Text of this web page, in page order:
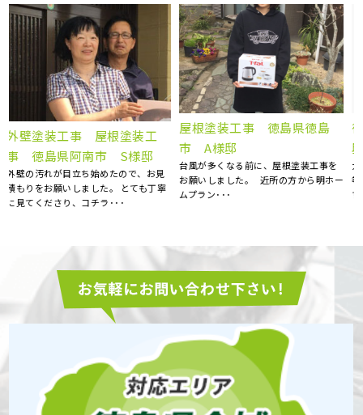
徳島県板野郡北島町 S様
邸 屋根補修補強工事
大変お世話になりました。 エアコン
等、またお願い致します。 大満足で
す！！ ･･･
ベランダFRP防水工事、屋根
カバー工事、外壁塗装、庇補
修工事 徳島県徳島市 K様
15年前にマイホームを購入してから、
特にお手入れはしておらず、ある時庇